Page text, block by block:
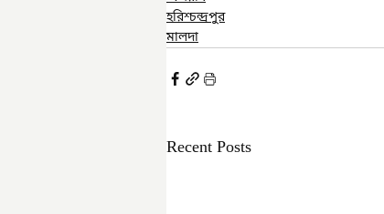
হরিশ্চন্দ্রপুর
মালদা
Recent Posts